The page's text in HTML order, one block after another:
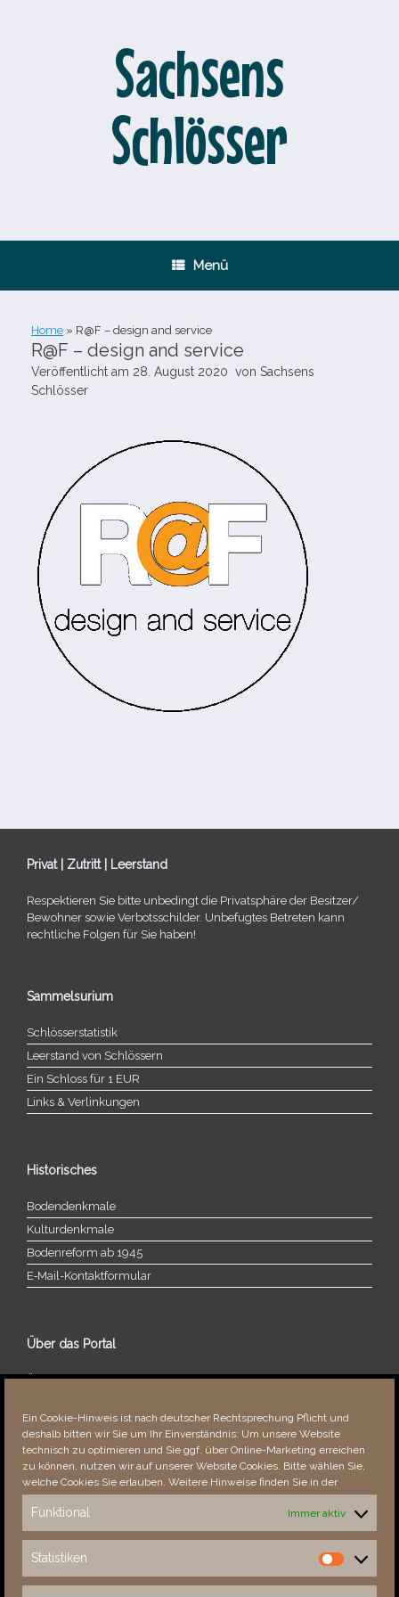
Ein Cookie-Hinweis ist nach deutscher Rechtsprechung Pflicht und
deshalb bitten wir Sie um Ihr Einverständnis: Um unsere Website
technisch zu optimieren und Sie ggf. über Online-Marketing erreichen
zu können, nutzen wir auf unserer Website Cookies. Bitte wählen Sie,
welche Cookies Sie erlauben. Weitere Hinweise finden Sie in der
Funktional Immer aktiv
Statistiken
Statistiken
Sachsens
Schlösser
Menü
Home » R@F – design and service
R@F – design and service
Veröffentlicht am 28. August 2020 von Sachsens
Schlösser
Privat | Zutritt | Leerstand
Respektieren Sie bitte unbe­dingt die Privatsphäre der Besitzer/​
Bewohner sowie Verbotsschilder. Unbefugtes Betreten kann
recht­li­che Folgen für Sie haben!
Sammelsurium
Schlösserstatistik
Leerstand von Schlössern
Ein Schloss für 1 EUR
Links & Verlinkungen
Historisches
Bodendenkmale
Kulturdenkmale
Bodenreform ab 1945
E‑Mail-​​Kontaktformular
Über das Portal
Über dieses Portal
Fehler bemerkt?
Besucher seit 08/​2021